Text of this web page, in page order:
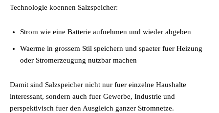
Technologie koennen Salzspeicher:
Strom wie eine Batterie aufnehmen und wieder abgeben
Waerme in grossem Stil speichern und spaeter fuer Heizung
oder Stromerzeugung nutzbar machen
Damit sind Salzspeicher nicht nur fuer einzelne Haushalte
interessant, sondern auch fuer Gewerbe, Industrie und
perspektivisch fuer den Ausgleich ganzer Stromnetze.